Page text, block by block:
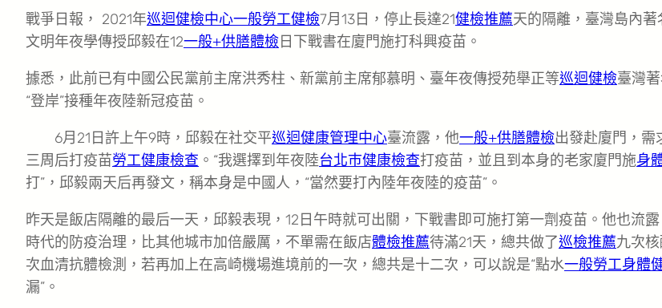
戰爭日報， 2021年巡迴健檢中心一般勞工健檢7月13日，停止長達21健檢推薦天的隔離，臺灣島內著
文明年夜學傳授邱毅在12一般+供膳體檢日下戰書在廈門施打科興疫苗。
據悉，此前已有中國公民黨前主席洪秀柱、新黨前主席郁慕明、臺年夜傳授苑舉正等巡迴健檢臺灣
“登岸”接種年夜陸新冠疫苗。
6月21日許上午9時，邱毅在社交平巡迴健康管理中心臺流露，他一般+供膳體檢出發赴廈門，需
三周后打疫苗勞工健康檢查 。“我選擇到年夜陸台北巿健康檢查打疫苗，並且到本身的老家廈門施身
打”，邱毅兩天后再發文，稱本身是中國人，“當然要打內陸年夜陸的疫苗”。
昨天是飯店隔離的最后一天，邱毅表現，12日午時就可出關，下戰書即可施打第一劑疫苗。他也流
時代的防疫治理，比其他城市加倍嚴厲，不單需在飯店體檢推薦待滿21天，總共做了巡檢推薦九次
次血清抗體檢測，若再加上在高崎機場進境前的一次，總共是十二次，可以說是“點水一般勞工身體
漏”。